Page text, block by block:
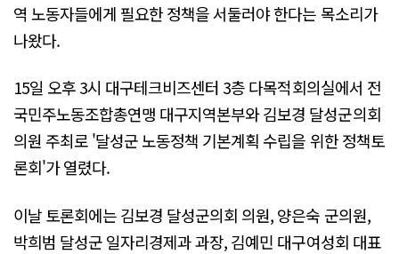
역 노동자들에게 필요한 정책을 서둘러야 한다는 목소리가
나왔다.
15일 오후 3시 대구테크비즈센터 3층 다목적회의실에서 전
국민주노동조합총연맹 대구지역본부와 김보경 달성군의회
의원 주최로 '달성군 노동정책 기본계획 수립을 위한 정책토
론회'가 열렸다.
이날 토론회에는 김보경 달성군의회 의원, 양은숙 군의원,
박희범 달성군 일자리경제과 과장, 김예민 대구여성회 대표